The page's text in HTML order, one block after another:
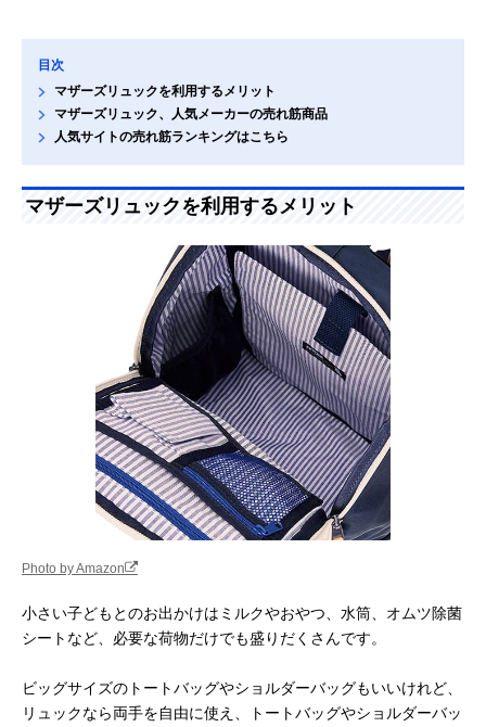
目次
マザーズリュックを利用するメリット
マザーズリュック、人気メーカーの売れ筋商品
人気サイトの売れ筋ランキングはこちら
マザーズリュックを利用するメリット
Photo by Amazon
小さい子どもとのお出かけはミルクやおやつ、水筒、オムツ除菌
シートなど、必要な荷物だけでも盛りだくさんです。
ビッグサイズのトートバッグやショルダーバッグもいいけれど、
リュックなら両手を自由に使え、トートバッグやショルダーバッ